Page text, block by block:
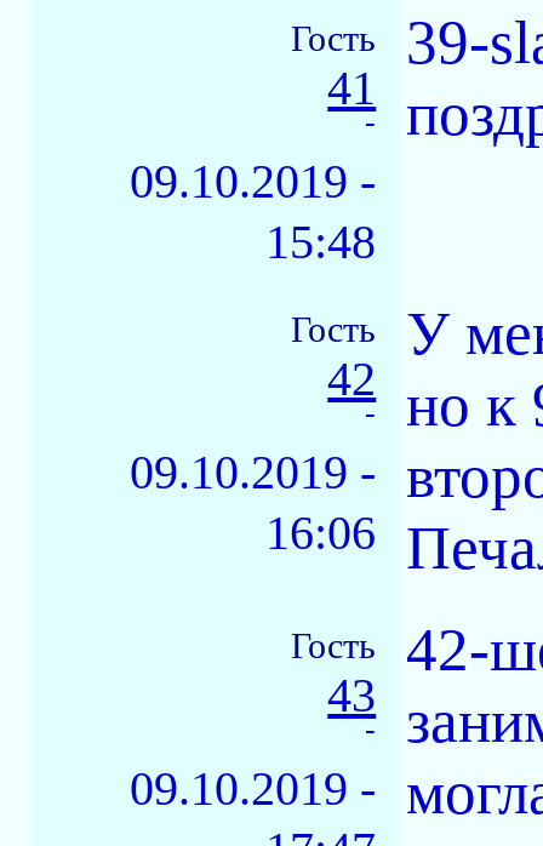
Гость
41
-
09.10.2019 -
15:48
39-
Гость
42
-
09.10.2019 -
16:06
У
но к
Гость
43
-
09.10.2019 -
42-